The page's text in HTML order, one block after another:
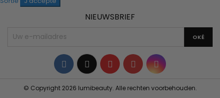
NIEUWSBRIEF
Facebook
TwitterYouTubePinterestInstagram
© Copyright 2026 lumibeauty. Alle rechten voorbehouden.